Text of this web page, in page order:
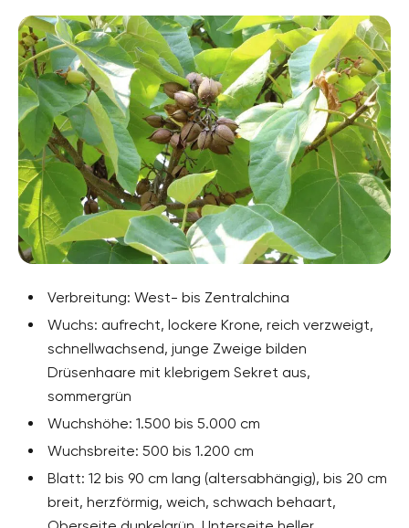
Verbreitung: West- bis Zentralchina
Wuchs: aufrecht, lockere Krone, reich verzweigt,
schnellwachsend, junge Zweige bilden
Drüsenhaare mit klebrigem Sekret aus,
sommergrün
Wuchshöhe: 1.500 bis 5.000 cm
Wuchsbreite: 500 bis 1.200 cm
Blatt: 12 bis 90 cm lang (altersabhängig), bis 20 cm
breit, herzförmig, weich, schwach behaart,